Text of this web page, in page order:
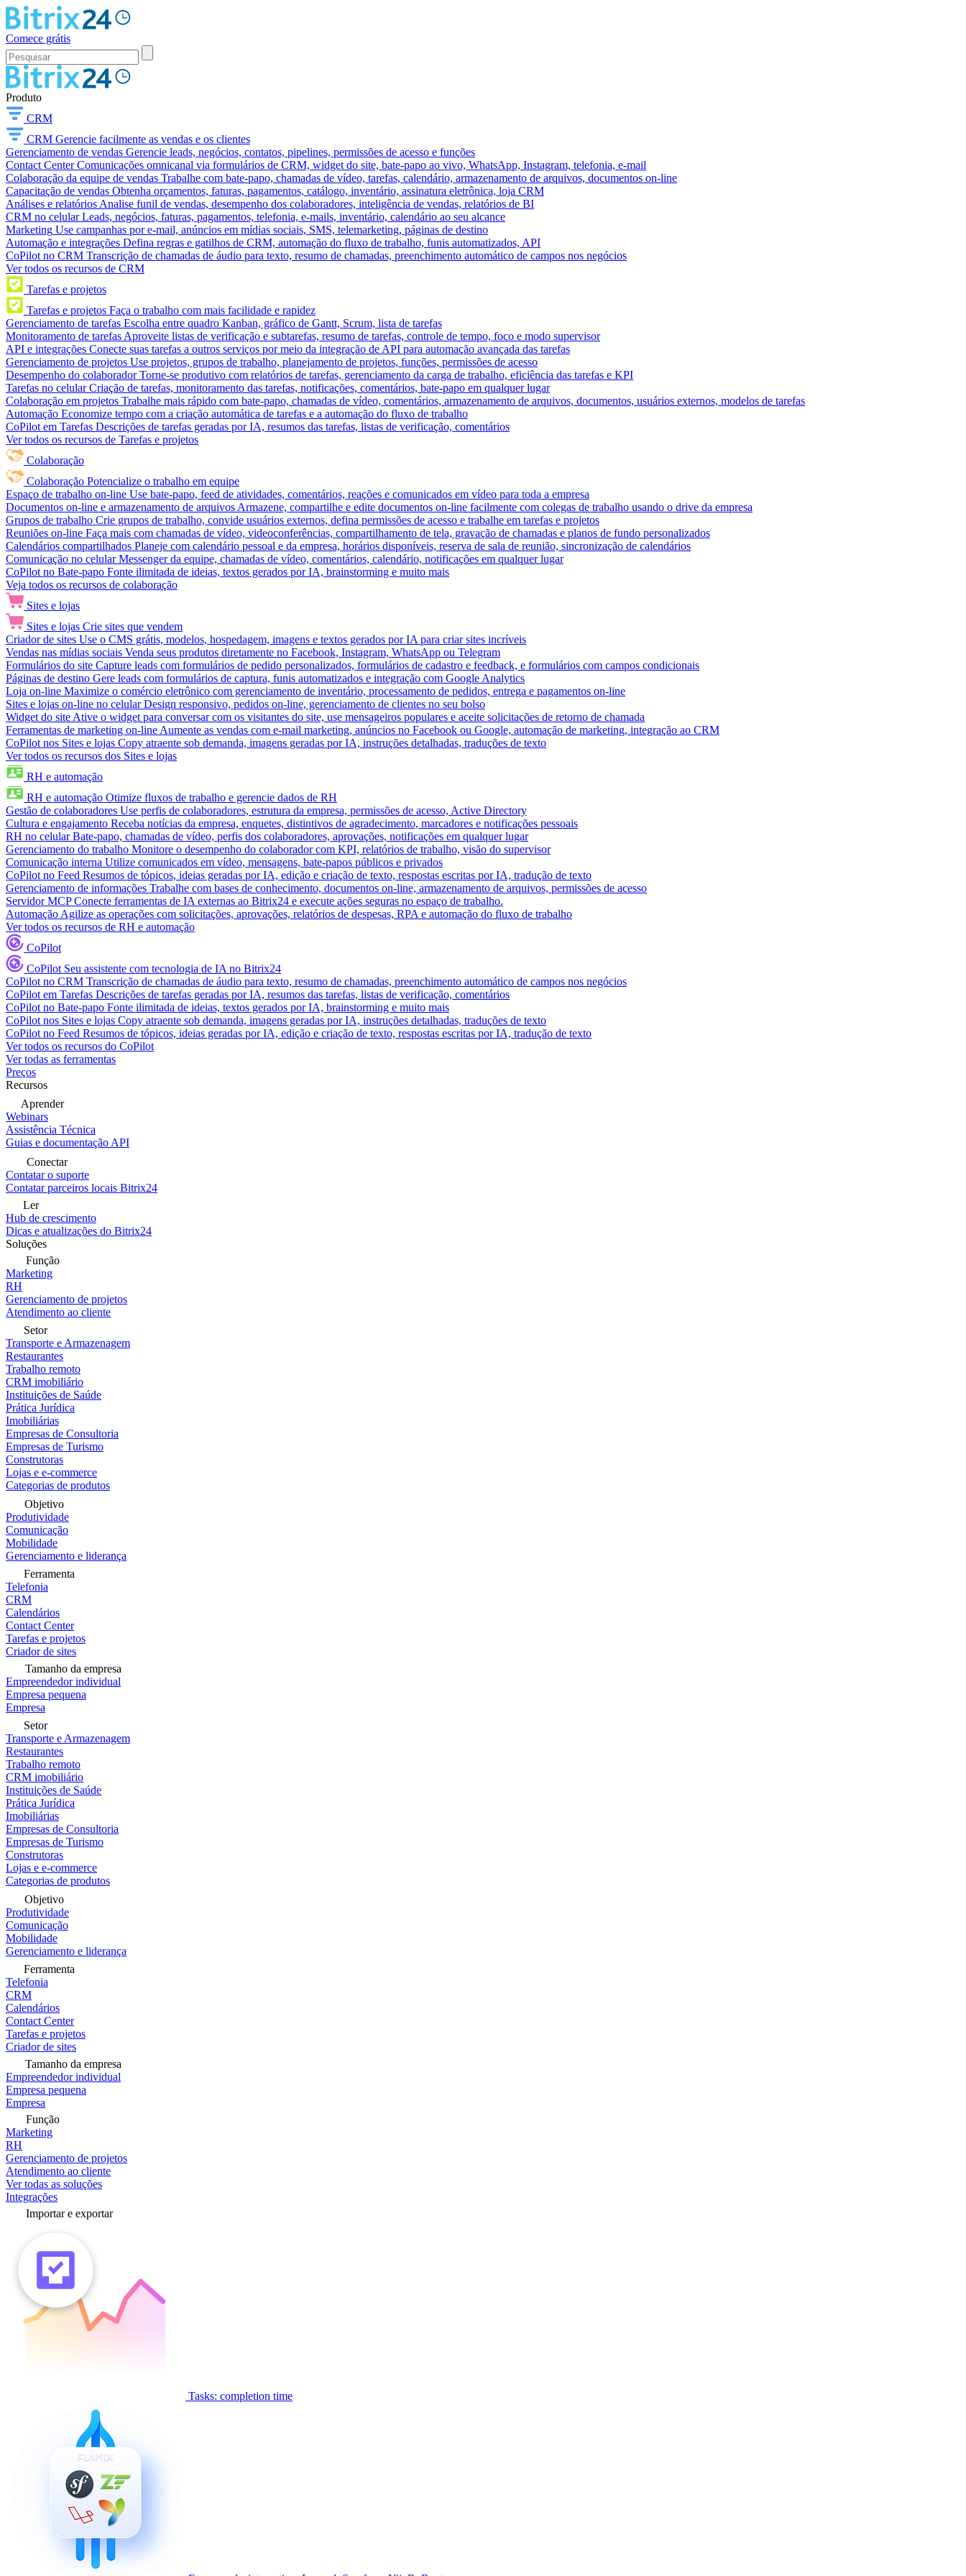
Comece grátis
Produto
CRM
CRM Gerencie facilmente as vendas e os clientes
Gerenciamento de vendas Gerencie leads, negócios, contatos, pipelines, permissões de acesso e funções
Contact Center Comunicações omnicanal via formulários de CRM, widget do site, bate-papo ao vivo, WhatsApp, Instagram, telefonia, e-mail
Colaboração da equipe de vendas Trabalhe com bate-papo, chamadas de vídeo, tarefas, calendário, armazenamento de arquivos, documentos on-line
Capacitação de vendas Obtenha orçamentos, faturas, pagamentos, catálogo, inventário, assinatura eletrônica, loja CRM
Análises e relatórios Analise funil de vendas, desempenho dos colaboradores, inteligência de vendas, relatórios de BI
CRM no celular Leads, negócios, faturas, pagamentos, telefonia, e-mails, inventário, calendário ao seu alcance
Marketing Use campanhas por e-mail, anúncios em mídias sociais, SMS, telemarketing, páginas de destino
Automação e integrações Defina regras e gatilhos de CRM, automação do fluxo de trabalho, funis automatizados, API
CoPilot no CRM Transcrição de chamadas de áudio para texto, resumo de chamadas, preenchimento automático de campos nos negócios
Ver todos os recursos de CRM
Tarefas e projetos
Tarefas e projetos Faça o trabalho com mais facilidade e rapidez
Gerenciamento de tarefas Escolha entre quadro Kanban, gráfico de Gantt, Scrum, lista de tarefas
Monitoramento de tarefas Aproveite listas de verificação e subtarefas, resumo de tarefas, controle de tempo, foco e modo supervisor
API e integrações Conecte suas tarefas a outros serviços por meio da integração de API para automação avançada das tarefas
Gerenciamento de projetos Use projetos, grupos de trabalho, planejamento de projetos, funções, permissões de acesso
Desempenho do colaborador Torne-se produtivo com relatórios de tarefas, gerenciamento da carga de trabalho, eficiência das tarefas e KPI
Tarefas no celular Criação de tarefas, monitoramento das tarefas, notificações, comentários, bate-papo em qualquer lugar
Colaboração em projetos Trabalhe mais rápido com bate-papo, chamadas de vídeo, comentários, armazenamento de arquivos, documentos, usuários externos, modelos de tarefas
Automação Economize tempo com a criação automática de tarefas e a automação do fluxo de trabalho
CoPilot em Tarefas Descrições de tarefas geradas por IA, resumos das tarefas, listas de verificação, comentários
Ver todos os recursos de Tarefas e projetos
Colaboração
Colaboração Potencialize o trabalho em equipe
Espaço de trabalho on-line Use bate-papo, feed de atividades, comentários, reações e comunicados em vídeo para toda a empresa
Documentos on-line e armazenamento de arquivos Armazene, compartilhe e edite documentos on-line facilmente com colegas de trabalho usando o drive da empresa
Grupos de trabalho Crie grupos de trabalho, convide usuários externos, defina permissões de acesso e trabalhe em tarefas e projetos
Reuniões on-line Faça mais com chamadas de vídeo, videoconferências, compartilhamento de tela, gravação de chamadas e planos de fundo personalizados
Calendários compartilhados Planeje com calendário pessoal e da empresa, horários disponíveis, reserva de sala de reunião, sincronização de calendários
Comunicação no celular Messenger da equipe, chamadas de vídeo, comentários, calendário, notificações em qualquer lugar
CoPilot no Bate-papo Fonte ilimitada de ideias, textos gerados por IA, brainstorming e muito mais
Veja todos os recursos de colaboração
Sites e lojas
Sites e lojas Crie sites que vendem
Criador de sites Use o CMS grátis, modelos, hospedagem, imagens e textos gerados por IA para criar sites incríveis
Vendas nas mídias sociais Venda seus produtos diretamente no Facebook, Instagram, WhatsApp ou Telegram
Formulários do site Capture leads com formulários de pedido personalizados, formulários de cadastro e feedback, e formulários com campos condicionais
Páginas de destino Gere leads com formulários de captura, funis automatizados e integração com Google Analytics
Loja on-line Maximize o comércio eletrônico com gerenciamento de inventário, processamento de pedidos, entrega e pagamentos on-line
Sites e lojas on-line no celular Design responsivo, pedidos on-line, gerenciamento de clientes no seu bolso
Widget do site Ative o widget para conversar com os visitantes do site, use mensageiros populares e aceite solicitações de retorno de chamada
Ferramentas de marketing on-line Aumente as vendas com e-mail marketing, anúncios no Facebook ou Google, automação de marketing, integração ao CRM
CoPilot nos Sites e lojas Copy atraente sob demanda, imagens geradas por IA, instruções detalhadas, traduções de texto
Ver todos os recursos dos Sites e lojas
RH e automação
RH e automação Otimize fluxos de trabalho e gerencie dados de RH
Gestão de colaboradores Use perfis de colaboradores, estrutura da empresa, permissões de acesso, Active Directory
Cultura e engajamento Receba notícias da empresa, enquetes, distintivos de agradecimento, marcadores e notificações pessoais
RH no celular Bate-papo, chamadas de vídeo, perfis dos colaboradores, aprovações, notificações em qualquer lugar
Gerenciamento do trabalho Monitore o desempenho do colaborador com KPI, relatórios de trabalho, visão do supervisor
Comunicação interna Utilize comunicados em vídeo, mensagens, bate-papos públicos e privados
CoPilot no Feed Resumos de tópicos, ideias geradas por IA, edição e criação de texto, respostas escritas por IA, tradução de texto
Gerenciamento de informações Trabalhe com bases de conhecimento, documentos on-line, armazenamento de arquivos, permissões de acesso
Servidor MCP Conecte ferramentas de IA externas ao Bitrix24 e execute ações seguras no espaço de trabalho.
Automação Agilize as operações com solicitações, aprovações, relatórios de despesas, RPA e automação do fluxo de trabalho
Ver todos os recursos de RH e automação
CoPilot
CoPilot Seu assistente com tecnologia de IA no Bitrix24
CoPilot no CRM Transcrição de chamadas de áudio para texto, resumo de chamadas, preenchimento automático de campos nos negócios
CoPilot em Tarefas Descrições de tarefas geradas por IA, resumos das tarefas, listas de verificação, comentários
CoPilot no Bate-papo Fonte ilimitada de ideias, textos gerados por IA, brainstorming e muito mais
CoPilot nos Sites e lojas Copy atraente sob demanda, imagens geradas por IA, instruções detalhadas, traduções de texto
CoPilot no Feed Resumos de tópicos, ideias geradas por IA, edição e criação de texto, respostas escritas por IA, tradução de texto
Ver todos os recursos do CoPilot
Ver todas as ferramentas
Preços
Recursos
Aprender
Webinars
Assistência Técnica
Guias e documentação API
Conectar
Contatar o suporte
Contatar parceiros locais Bitrix24
Ler
Hub de crescimento
Dicas e atualizações do Bitrix24
Soluções
Função
Marketing
RH
Gerenciamento de projetos
Atendimento ao cliente
Setor
Transporte e Armazenagem
Restaurantes
Trabalho remoto
CRM imobiliário
Instituições de Saúde
Prática Jurídica
Imobiliárias
Empresas de Consultoria
Empresas de Turismo
Construtoras
Lojas e e-commerce
Categorias de produtos
Objetivo
Produtividade
Comunicação
Mobilidade
Gerenciamento e liderança
Ferramenta
Telefonia
CRM
Calendários
Contact Center
Tarefas e projetos
Criador de sites
Tamanho da empresa
Empreendedor individual
Empresa pequena
Empresa
Setor
Transporte e Armazenagem
Restaurantes
Trabalho remoto
CRM imobiliário
Instituições de Saúde
Prática Jurídica
Imobiliárias
Empresas de Consultoria
Empresas de Turismo
Construtoras
Lojas e e-commerce
Categorias de produtos
Objetivo
Produtividade
Comunicação
Mobilidade
Gerenciamento e liderança
Ferramenta
Telefonia
CRM
Calendários
Contact Center
Tarefas e projetos
Criador de sites
Tamanho da empresa
Empreendedor individual
Empresa pequena
Empresa
Função
Marketing
RH
Gerenciamento de projetos
Atendimento ao cliente
Ver todas as soluções
Integrações
Importar e exportar
Tasks: completion time